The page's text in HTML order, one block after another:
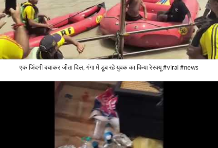
एक जिंदगी बचाकर जीता दिल, गंगा में डूब रहे युवक का किया रेस्क्यू #viral #news